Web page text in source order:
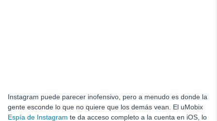
Instagram puede parecer inofensivo, pero a menudo es donde la
gente esconde lo que no quiere que los demás vean. El uMobix
Espía de Instagram te da acceso completo a la cuenta en iOS, lo